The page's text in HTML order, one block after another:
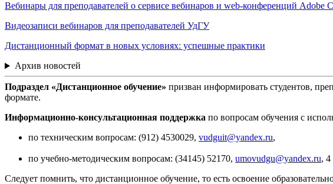
Вебинары для преподавателей о сервисе вебинаров и web-конференций Adobe
Видеозаписи вебинаров для преподавателей УдГУ
Дистанционный формат в новых условиях: успешные практики
Архив новостей
Подраздел «Дистанционное обучение» призван информировать студентов,
формате.
Информационно-консультационная поддержка по вопросам обучения с
по техническим вопросам: (912) 4530029, vudguit@yandex.ru,
по учебно-методическим вопросам: (34145) 52170, umovudgu@yandex.ru, 4
Следует помнить, что дистанционное обучение, то есть освоение